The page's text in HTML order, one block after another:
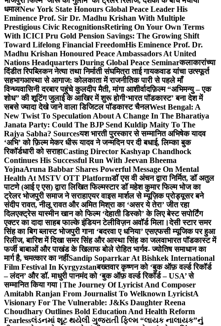
धमालNew York State Honours Global Peace Leader His
Eminence Prof. Sir Dr. Madhu Krishan With Multiple
Prestigious Civic RecognitionsRetiring On Your Own Terms
With ICICI Pru Gold Pension Savings: The Growing Shift
Toward Lifelong Financial FreedomHis Eminence Prof. Dr.
Madhu Krishan Honoured Peace Ambassadors At United
Nations Headquarters During Global Peace Seminarकलाकारांच्या
दिंडीत रिपब्लिकन नेत्या तथा निर्माती संघमित्रा ताई गायकवाड यांचा उत्स्फूर्त
सहभागआस्था से आगाज: कोलकाता में राजनीतिक पारी से पहले माँ
विन्ध्यवासिनी दरबार पहुंचे कुलदीप मैती, मांगा आशीर्वादफ़िल्म “अभिमन्यु – एक
शोध” की शूटिंग जुलाई के आखिर में शुरू होगी‘भारत पॉडकास्ट’ बना देश में
सबसे ज्यादा देखे जाने वाला डिजिटल पॉडकास्ट चैनलWest Bengal: A
New Twist To Speculation About A Change In The Bharatiya
Janata Party: Could The BJP Send Kuldip Maity To The
Rajya Sabha? Sourcesयश भारती पुरस्कार से सम्मानित अभिषेक यादव
‘अभि’ को फ़िल्म मेकर धीरू यादव ने जन्मदिन पर दी बधाई, लिम्का बुक
रिकॉर्डधारी को सराहाCasting Director Kashyap Chandhock
Continues His Successful Run With Jeevan Bheema
YojnaAruna Babbar Shares Powerful Message On Mental
Health At MSTV OTT Platformडॉ एस वी अंचन द्वारा निर्मित, डॉ अतुल
पाटणे (आई ए एस) द्वारा लिखित फिल्मस्टार डॉ महेश कुमार फिल्म भोज का
ट्रेलर भोजपुरी समाज ने सराहाएयर वाइस मार्शल से म्यूज़िक प्रोड्यूसर बने
संदीप रावत, नीलू रावत और अमित मिश्रा का ‘असर ये तेरा’ जीत रहा
दिलएक्ट्रेस यास्मीन खान को फिल्म ‘देहाती डिस्को’ के लिए बेस्ट सपोर्टिंग
एक्टर का दादा साहब फाल्के इंडियन टेलीविज़न अवॉर्ड मिला।देसी स्टार समर
सिंह का बिग ब्लास्ट भोजपुरी गाना ‘बदरवा ए धनिया’ एसएफसी म्यूजिक पर हुआ
रिलीज, बारिश में दिखा समर सिंह और आस्था सिंह का जलवाभारत पॉडकास्ट में
फर्जी बाबाओं और पाखंड के खिलाफ बोले रोहित भार्गव- ज्योतिष समाधान का
मार्ग है, चमत्कार का नहींSandip Soparrkar At Bishkek International
Film Festival In Kyrgyzstanबख्तवार कृष्णन को ‘बुक ऑफ़ वर्ल्ड रिकॉर्ड
– लंदन’ और डॉ. माधुरी पानमंद को ‘बुक ऑफ़ वर्ल्ड रिकॉर्ड – USA’ से
सम्मानित किया गया।The Journey Of Lyricist And Composer
Amitabh Ranjan From Journalist To Welknown LyricistA
Visionary For The Vulnerable: J&Ks Daughter Reena
Choudhary Outlines Bold Education And Health Reform
Fearlessલંડનમાં શૂટ થયેલી ગુજરાતી ફિલ્મ “લાયક નાલાયક”નું